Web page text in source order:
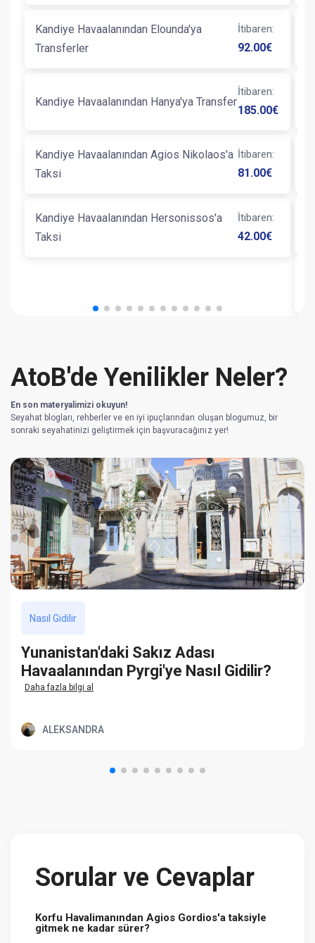
Kandiye Havaalanından Elounda'ya
Transferler
İtibaren:
92.00€
Kandiye Havaalanından Hanya'ya Transfer
İtibaren:
185.00€
Kandiye Havaalanından Agios Nikolaos'a
Taksi
İtibaren:
81.00€
Kandiye Havaalanından Hersonissos'a
Taksi
İtibaren:
42.00€
AtoB'de Yenilikler Neler?
En son materyalimizi okuyun!
Seyahat blogları, rehberler ve en iyi ipuçlarından oluşan blogumuz, bir
sonraki seyahatinizi geliştirmek için başvuracağınız yer!
Nasıl Gidilir
Yunanistan'daki Sakız Adası
Havaalanından Pyrgi'ye Nasıl Gidilir?
Daha fazla bilgi al
ALEKSANDRA
Sorular ve Cevaplar
Korfu Havalimanından Agios Gordios'a taksiyle
gitmek ne kadar sürer?